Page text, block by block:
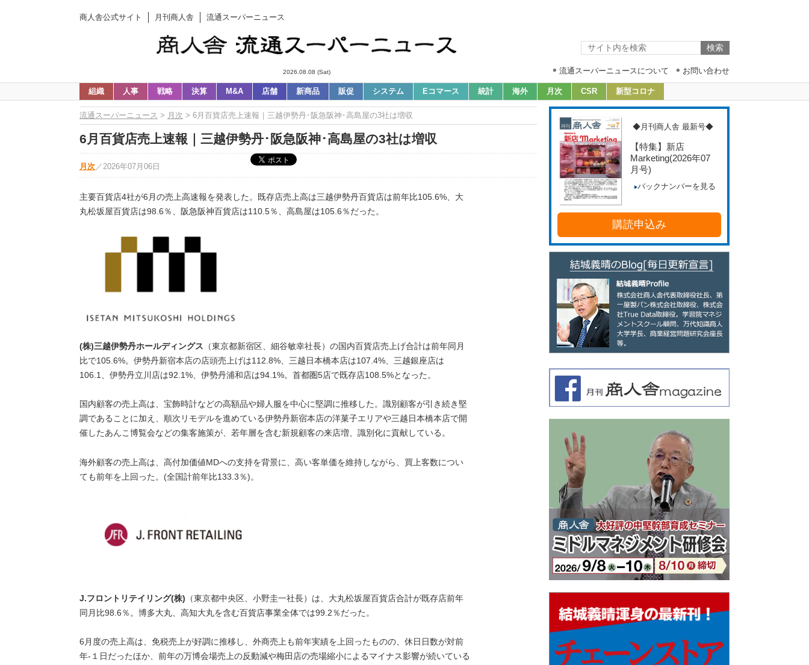
商人舎公式サイト 月刊商人舎 流通スーパーニュース
2026.08.08 (Sat) 流通スーパーニュースについて お問い合わせ
組織 人事 戦略 決算 M&A 店舗 新商品 販促 システム Eコマース 統計 海外 月次 CSR 新型コロナ
流通スーパーニュース > 月次 > 6月百貨店売上速報｜三越伊勢丹･阪急阪神･高島屋の3社は増収
6月百貨店売上速報｜三越伊勢丹･阪急阪神･高島屋の3社は増収
月次 ／ 2026年07月06日
主要百貨店4社が6月の売上高速報を発表した。既存店売上高は三越伊勢丹百貨店は前年比105.6%、大
丸松坂屋百貨店は98.6％、阪急阪神百貨店は110.5％、高島屋は105.6％だった。
(株)三越伊勢丹ホールディングス （東京都新宿区、細谷敏幸社長）の国内百貨店売上げ合計は前年同月
比で105.6%。伊勢丹新宿本店の店頭売上げは112.8%、三越日本橋本店は107.4%、三越銀座店は
106.1、伊勢丹立川店は92.1%、伊勢丹浦和店は94.1%。首都圏5店で既存店108.5%となった。
国内顧客の売上高は、宝飾時計などの高額品や婦人服を中心に堅調に推移した。識別顧客が引き続き堅
調であることに加え、順次リモデルを進めている伊勢丹新宿本店の洋菓子エリアや三越日本橋本店で開
催したあんこ博覧会などの集客施策が、若年層を含む新規顧客の来店増、識別化に貢献している。
海外顧客の売上高は、高付加価値MDへの支持を背景に、高い客単価を維持しながら、買上客数につい
ても前年を上回った。(全国計前年比133.3％)。
J.フロントリテイリング(株) （東京都中央区、小野圭一社長）は、大丸松坂屋百貨店合計が既存店前年
同月比98.6％。博多大丸、高知大丸を含む百貨店事業全体では99.2％だった。
6月度の売上高は、免税売上が好調に推移し、外商売上も前年実績を上回ったものの、休日日数が対前
年-１日だったほか、前年の万博会場売上の反動減や梅田店の売場縮小によるマイナス影響が続いている
◆月刊商人舎 最新号◆
【特集】新店
Marketing(2026年07
月号)
バックナンバーを見る
購読申込み